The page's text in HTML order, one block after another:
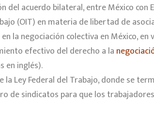
del acuerdo bilateral, entre México con
(OIT) en materia de libertad de
la negociación colectiva en México,
efectivo del derecho a la
en inglés).
Ley Federal del Trabajo, donde se
de sindicatos para que los